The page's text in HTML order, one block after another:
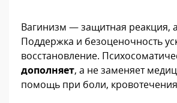
Вагинизм — защитная реакция,
Поддержка и безоценочность
восстановление.
дополняет, а не заменяет
помощь при боли,